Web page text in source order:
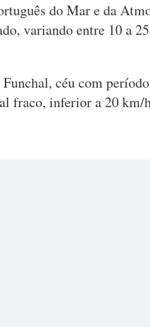
do Mar e da
variando entre 10 a
céu com
fraco, inferior a 20 km/